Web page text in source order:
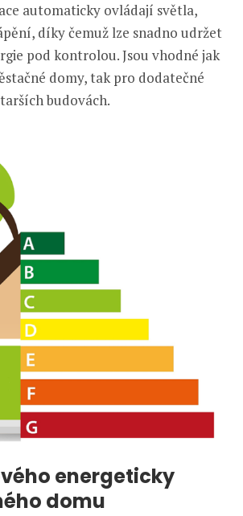
automaticky ovládají světla,
díky čemuž lze snadno udržet
pod kontrolou. Jsou vhodné jak
domy, tak pro dodatečné
budovách.
energeticky
domu